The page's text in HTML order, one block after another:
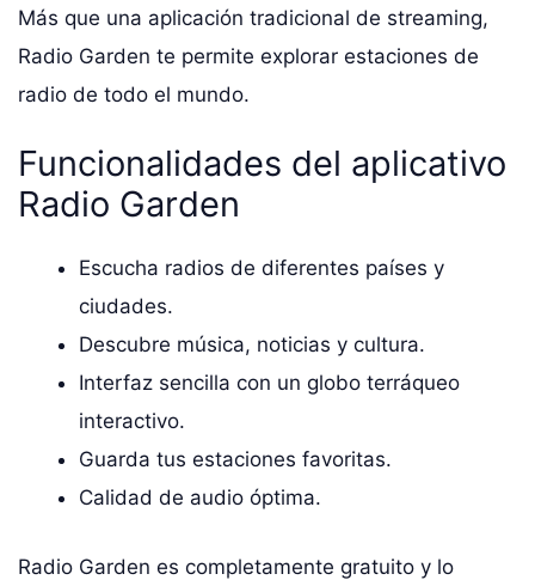
Más que una aplicación tradicional de streaming,
Radio Garden te permite explorar estaciones de
radio de todo el mundo.
Funcionalidades del aplicativo
Radio Garden
Escucha radios de diferentes países y
ciudades.
Descubre música, noticias y cultura.
Interfaz sencilla con un globo terráqueo
interactivo.
Guarda tus estaciones favoritas.
Calidad de audio óptima.
Radio Garden es completamente gratuito y lo